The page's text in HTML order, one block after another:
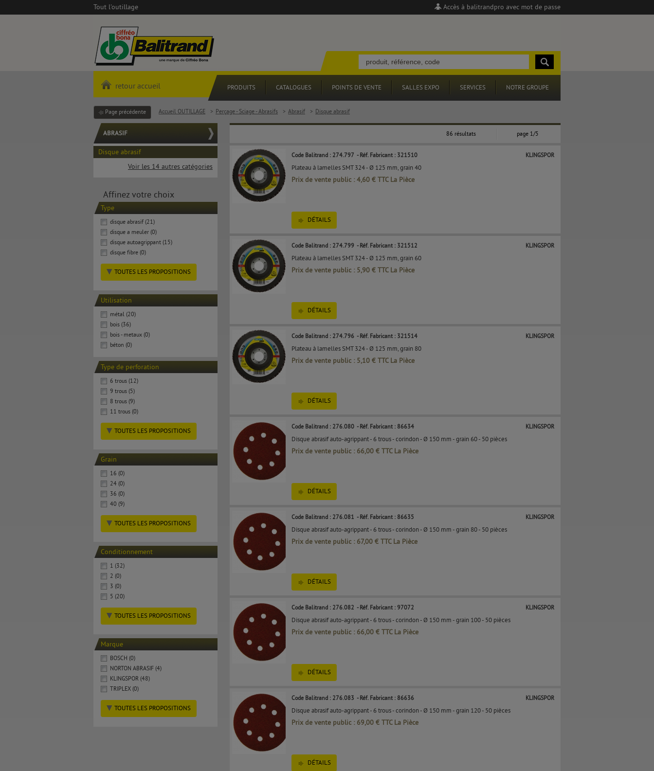
Tout l'outillage Accès à balitrandpro avec mot de passe
retour accueil PRODUITS CATALOGUES POINTS DE VENTE SALLES EXPO SERVICES NOTRE GROUPE
Page précédente Accueil OUTILLAGE > Perçage - Sciage - Abrasifs > Abrasif > Disque abrasif
ABRASIF
Disque abrasif
Voir les 14 autres catégories
Affinez votre choix
Type
disque abrasif (21)
disque a meuler (0)
disque autoagrippant (15)
disque fibre (0)
TOUTES LES PROPOSITIONS
Utilisation
métal (20)
bois (36)
bois - metaux (0)
béton (0)
Type de perforation
6 trous (12)
9 trous (5)
8 trous (9)
11 trous (0)
TOUTES LES PROPOSITIONS
Grain
16 (0)
24 (0)
36 (0)
40 (9)
TOUTES LES PROPOSITIONS
Conditionnement
1 (32)
2 (0)
3 (0)
5 (20)
TOUTES LES PROPOSITIONS
Marque
BOSCH (0)
NORTON ABRASIF (4)
KLINGSPOR (48)
TRIPLEX (0)
TOUTES LES PROPOSITIONS
86 résultats page 1/5
Code Balitrand : 274.797 - Réf. Fabricant : 321510 KLINGSPOR
Plateau à lamelles SMT 324 - Ø 125 mm, grain 40
Prix de vente public : 4,60 € TTC La Pièce
DÉTAILS
Code Balitrand : 274.799 - Réf. Fabricant : 321512 KLINGSPOR
Plateau à lamelles SMT 324 - Ø 125 mm, grain 60
Prix de vente public : 5,90 € TTC La Pièce
DÉTAILS
Code Balitrand : 274.796 - Réf. Fabricant : 321514 KLINGSPOR
Plateau à lamelles SMT 324 - Ø 125 mm, grain 80
Prix de vente public : 5,10 € TTC La Pièce
DÉTAILS
Code Balitrand : 276.080 - Réf. Fabricant : 86634 KLINGSPOR
Disque abrasif auto-agrippant - 6 trous - corindon - Ø 150 mm - grain 60 - 50 pièces
Prix de vente public : 66,00 € TTC La Pièce
DÉTAILS
Code Balitrand : 276.081 - Réf. Fabricant : 86635 KLINGSPOR
Disque abrasif auto-agrippant - 6 trous - corindon - Ø 150 mm - grain 80 - 50 pièces
Prix de vente public : 67,00 € TTC La Pièce
DÉTAILS
Code Balitrand : 276.082 - Réf. Fabricant : 97072 KLINGSPOR
Disque abrasif auto-agrippant - 6 trous - corindon - Ø 150 mm - grain 100​​ - 50 pièces
Prix de vente public : 66,00 € TTC La Pièce
DÉTAILS
Code Balitrand : 276.083 - Réf. Fabricant : 86636 KLINGSPOR
Disque abrasif auto-agrippant - 6 trous - corindon - Ø 150 mm - grain 120​ - 50 pièces
Prix de vente public : 69,00 € TTC La Pièce
DÉTAILS